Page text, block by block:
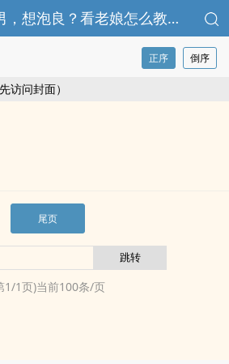
相亲遇到JP贱男，想泡良？看老娘怎么教训你
正序 倒序
访问封面）
尾页
1/1页)当前100条/页